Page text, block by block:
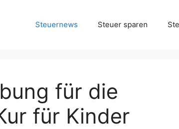
Steuernews Steuer sparen
für die
für Kinder